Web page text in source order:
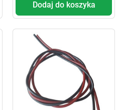
Dodaj do koszyka